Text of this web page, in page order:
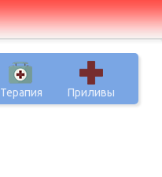
Терапия Приливы